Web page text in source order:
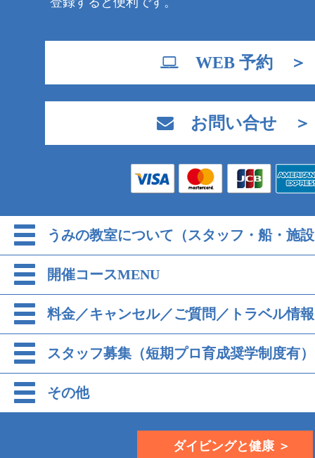
WEB 予約 ＞
お問い合せ ＞
うみの教室について（スタッフ・船・施
開催コースMENU
料金／キャンセル／ご質問／トラベル情報
スタッフ募集（短期プロ育成奨学制度有）
その他
ダイビングと健康 ＞